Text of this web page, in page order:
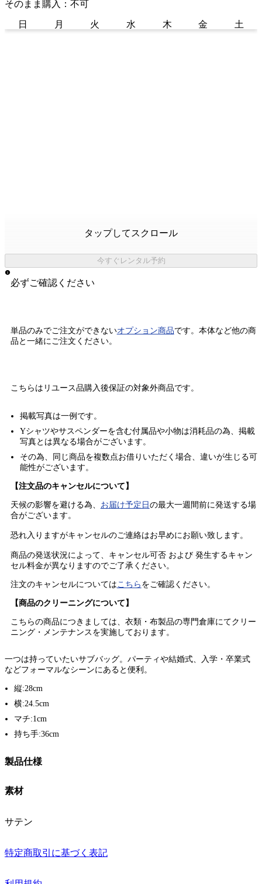
そのまま購入：不可
日 月 火 水 木 金 土
タップしてスクロール
今すぐレンタル予約
必ずご確認ください
単品のみでご注文ができないオプション商品です。 本体など他の商
品と一緒にご注文ください。
こちらはリユース品購入後保証の対象外商品です。
掲載写真は一例です。
Yシャツやサスペンダーを含む付属品や小物は消耗品の為、掲載
写真とは異なる場合がございます。
その為、同じ商品を複数点お借りいただく場合、違いが生じる可
能性がございます。
【注文品のキャンセルについて】
天候の影響を避ける為、 お届け予定日 の最大一週間前に発送する場
合がございます。
恐れ入りますがキャンセルのご連絡はお早めにお願い致します。
商品の発送状況によって、キャンセル可否 および 発生するキャン
セル料金が異なりますのでご了承ください。
注文のキャンセルについてはこちら をご確認ください。
【商品のクリーニングについて】
こちらの商品につきましては、衣類・布製品の専門倉庫にてクリー
ニング・メンテナンスを実施しております。
一つは持っていたいサブバッグ。パーティや結婚式、入学・卒業式
などフォーマルなシーンにあると便利。
縦:28cm
横:24.5cm
マチ:1cm
持ち手:36cm
製品仕様
素材
サテン
特定商取引に基づく表記